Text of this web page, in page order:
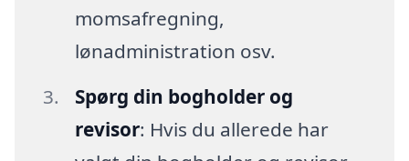
momsafregning,
lønadministration osv.
Spørg din bogholder og
revisor: Hvis du allerede har